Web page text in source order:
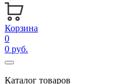
Корзина
0
0 руб.
Каталог товаров